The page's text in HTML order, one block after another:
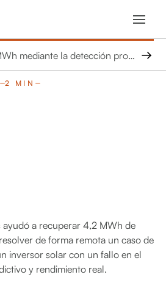
Recuperación de 4,2 MWh mediante la detección proactiva de la reducción térmica
2 MIN
ayudó a recuperar 4,2 MWh de
de forma remota un caso de
inversor solar con un fallo en el
y rendimiento real.